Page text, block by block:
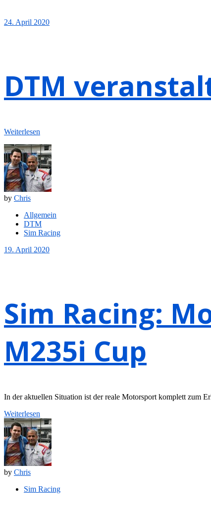
24. April 2020
DTM
Weiterlesen
by Chris
Allgemein
DTM
Sim Racing
19. April 2020
Sim Racing:
M235i Cup
In der aktuellen Situation ist der reale Motorsport komplett zum
Weiterlesen
by Chris
Sim Racing